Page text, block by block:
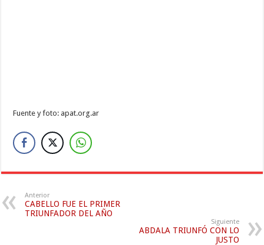
Fuente y foto: apat.org.ar
Anterior
CABELLO FUE EL PRIMER
TRIUNFADOR DEL AÑO
Siguiente
ABDALA TRIUNFÓ CON LO
JUSTO